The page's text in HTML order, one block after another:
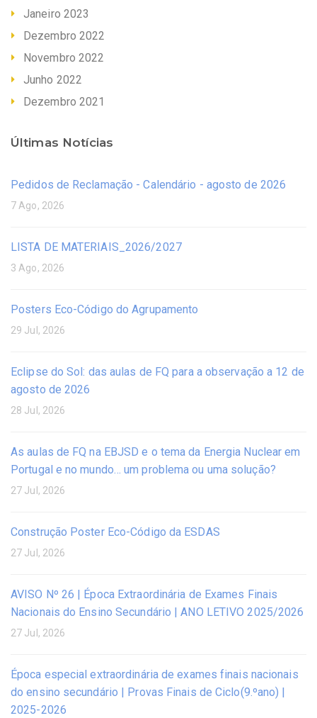
Janeiro 2023
Dezembro 2022
Novembro 2022
Junho 2022
Dezembro 2021
Últimas Notícias
Pedidos de Reclamação - Calendário - agosto de 2026
7 Ago, 2026
LISTA DE MATERIAIS_2026/2027
3 Ago, 2026
Posters Eco-Código do Agrupamento
29 Jul, 2026
Eclipse do Sol: das aulas de FQ para a observação a 12 de
agosto de 2026
28 Jul, 2026
As aulas de FQ na EBJSD e o tema da Energia Nuclear em
Portugal e no mundo… um problema ou uma solução?
27 Jul, 2026
Construção Poster Eco-Código da ESDAS
27 Jul, 2026
AVISO Nº 26 | Época Extraordinária de Exames Finais
Nacionais do Ensino Secundário | ANO LETIVO 2025/2026
27 Jul, 2026
Época especial extraordinária de exames finais nacionais
do ensino secundário | Provas Finais de Ciclo(9.ºano) |
2025-2026